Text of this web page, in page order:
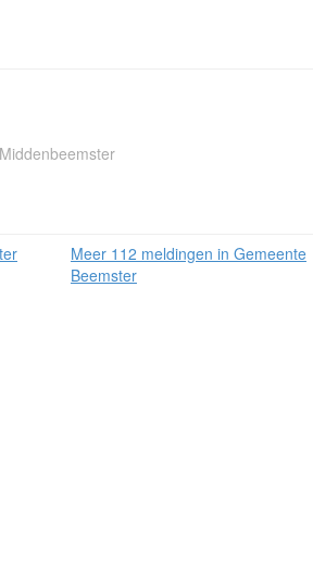
Meer 112 meldingen in Gemeente
Beemster